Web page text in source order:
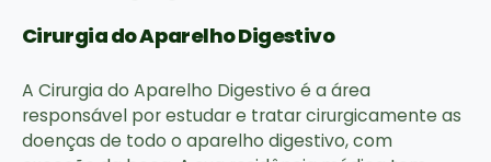
Cirurgia do Aparelho Digestivo
A Cirurgia do Aparelho Digestivo é a área
responsável por estudar e tratar cirurgicamente as
doenças de todo o aparelho digestivo, com